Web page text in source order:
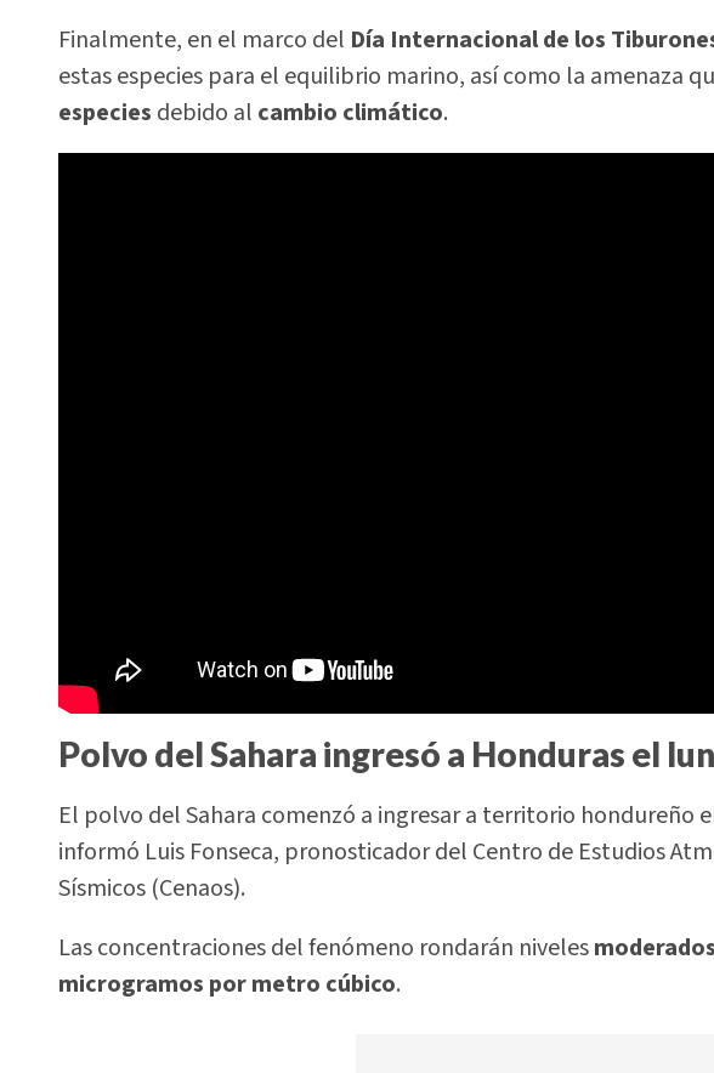
Finalmente, en el marco del Día Internacional de los
estas especies para el equilibrio marino, así como la amenaza
especies debido al cambio climático.
Polvo del Sahara ingresó a Honduras el
El polvo del Sahara comenzó a ingresar a territorio hondureño
informó Luis Fonseca, pronosticador del Centro de Estudios
Sísmicos (Cenaos).
Las concentraciones del fenómeno rondarán nivelesmoderados
microgramos por metro cúbico.